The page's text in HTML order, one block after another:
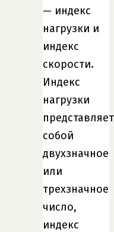
— индекс
нагрузки и
индекс
скорости.
Индекс
нагрузки
представляет
собой
двухзначное
или
трехзначное
число,
индекс